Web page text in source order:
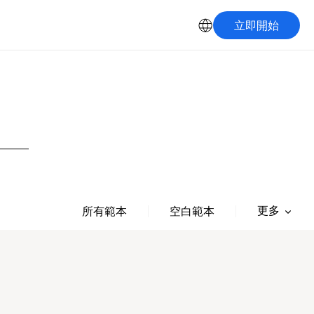
立即開始
所有範本 空白範本 更多